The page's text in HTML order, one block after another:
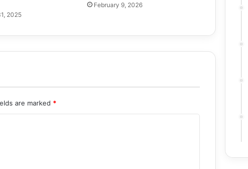
2025
February 9, 2026
are marked *